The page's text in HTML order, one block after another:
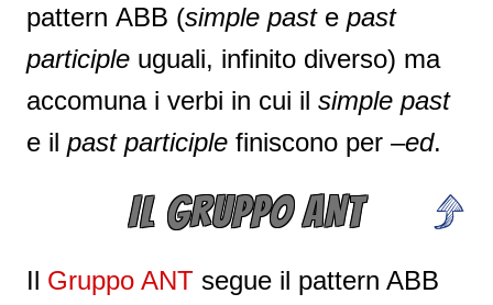
pattern ABB (simple paste past
participle uguali, infinito diverso) ma
accomuna i verbi in cui il simple past
e il past participle finiscono per –ed.
IL GRUPPO ANT
Il Gruppo ANT segue il pattern ABB